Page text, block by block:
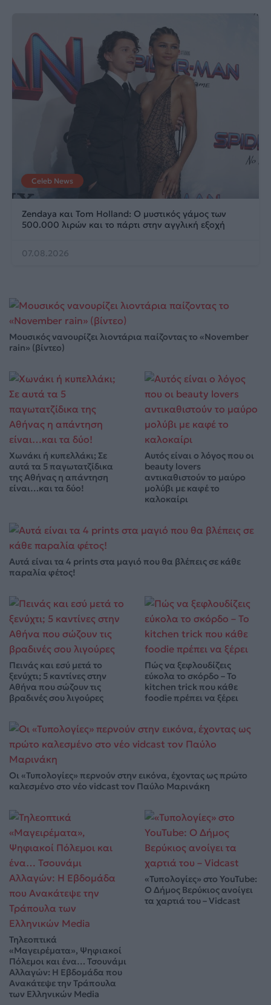
Celeb News
Zendaya και Tom Holland: Ο μυστικός γάμος των
500.000 λιρών και το πάρτι στην αγγλική εξοχή
07.08.2026
Μουσικός νανουρίζει λιοντάρια παίζοντας το «November
rain» (βίντεο)
Χωνάκι ή κυπελλάκι; Σε
αυτά τα 5 παγωτατζίδικα
της Αθήνας η απάντηση
είναι…και τα δύο!
Αυτός είναι ο λόγος που οι
beauty lovers
αντικαθιστούν το μαύρο
μολύβι με καφέ το
καλοκαίρι
Αυτά είναι τα 4 prints στα μαγιό που θα βλέπεις σε κάθε
παραλία φέτος!
Πεινάς και εσύ μετά το
ξενύχτι; 5 καντίνες στην
Αθήνα που σώζουν τις
βραδινές σου λιγούρες
Πώς να ξεφλουδίζεις
εύκολα το σκόρδο – Το
kitchen trick που κάθε
foodie πρέπει να ξέρει
Οι «Τυπολογίες» περνούν στην εικόνα, έχοντας ως πρώτο
καλεσμένο στο νέο vidcast τον Παύλο Μαρινάκη
Τηλεοπτικά
«Μαγειρέματα», Ψηφιακοί
Πόλεμοι και ένα… Τσουνάμι
Αλλαγών: Η Εβδομάδα που
Ανακάτεψε την Τράπουλα
των Ελληνικών Media
«Τυπολογίες» στο YouTube:
Ο Δήμος Βερύκιος ανοίγει
τα χαρτιά του – Vidcast